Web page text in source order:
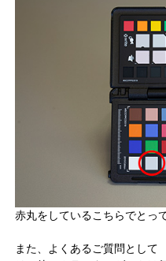
赤丸をしているこちらでとっ
また、よくあるご質問として